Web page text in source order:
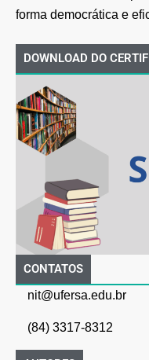
forma democrática e
DOWNLOAD DO
CONTATOS
nit@ufersa.edu.br
(84) 3317-8312